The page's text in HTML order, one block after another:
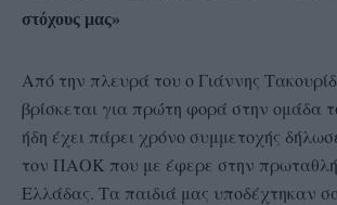
στόχους μας»
Από την πλευρά του ο Γιάννης
βρίσκεται για πρώτη φορά στην ομάδα
ήδη έχει πάρει χρόνο συμμετοχής
τον ΠΑΟΚ που με έφερε στην
Ελλάδας. Τα παιδιά μας υποδέχτηκαν